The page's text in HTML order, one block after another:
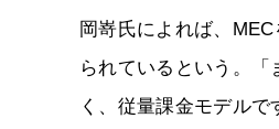
岡嵜氏によれば、
られているという。
く、従量課金モデルで